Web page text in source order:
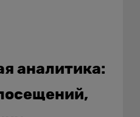
аналитика: